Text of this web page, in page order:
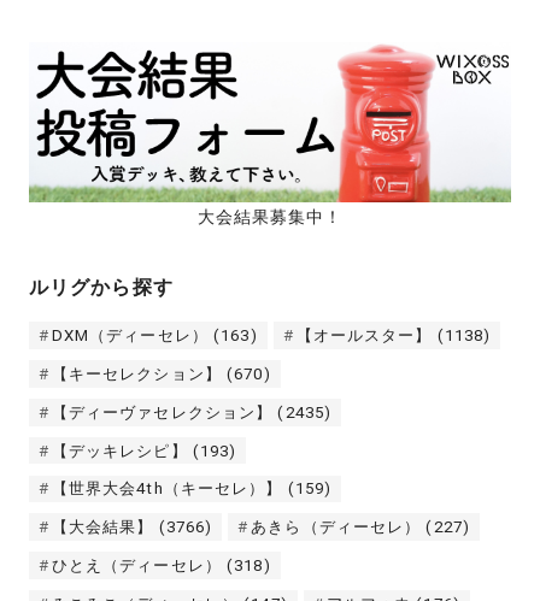
大会結果募集中！
ルリグから探す
DXM（ディーセレ） (163) 【オールスター】 (1138)
【キーセレクション】 (670)
【ディーヴァセレクション】 (2435)
【デッキレシピ】 (193)
【世界大会4th（キーセレ）】 (159)
【大会結果】 (3766) あきら（ディーセレ） (227)
ひとえ（ディーセレ） (318)